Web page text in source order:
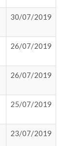
30/07/2019
26/07/2019
26/07/2019
25/07/2019
23/07/2019